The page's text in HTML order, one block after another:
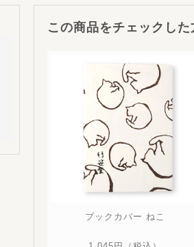
この商品をチェックし
ブックカバー ねこ